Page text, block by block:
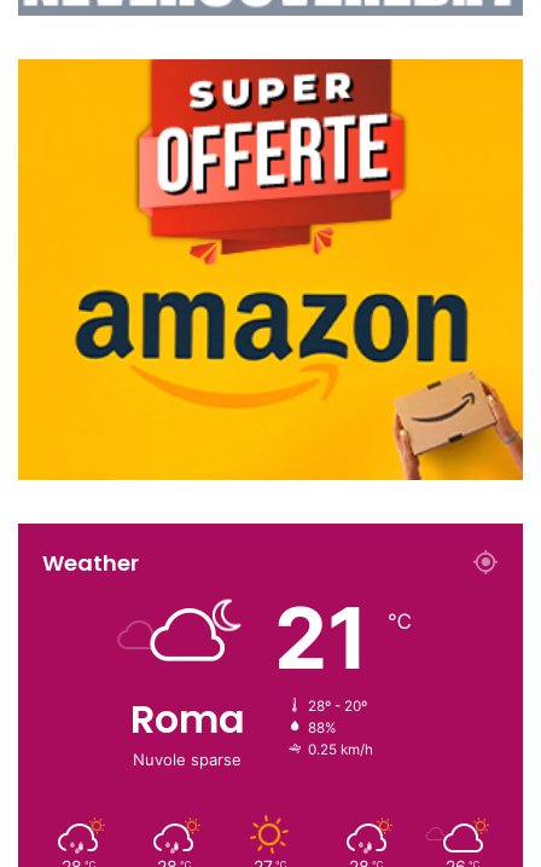
Weather
Roma
Nuvole sparse
21 ℃
28º - 20º
88%
0.25 km/h